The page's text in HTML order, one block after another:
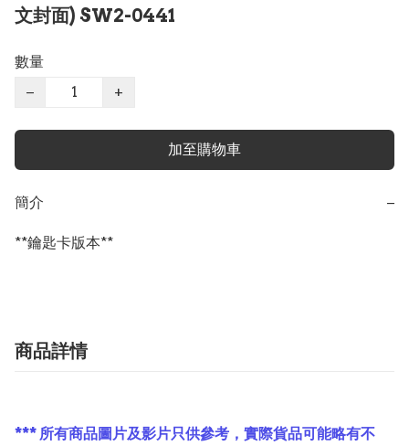
文封面) SW2-0441
數量
−
+
加至購物車
簡介 −
商品詳情
*** 所有商品圖片及影片只供參考，實際貨品可能略有不